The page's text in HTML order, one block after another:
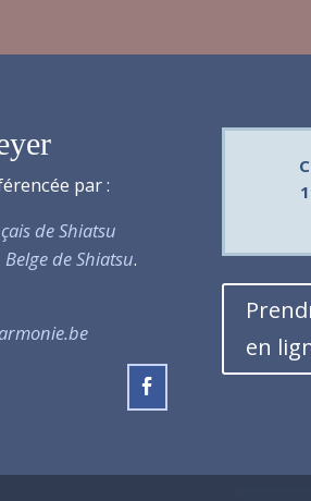
par :
de Shiatsu
de Shiatsu.
en